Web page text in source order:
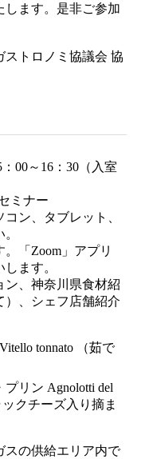
します。是非ご参加
ストロノミ協議会 協
00～16：30（入室
ミナー
ン、タブレット、
「Zoom」アプリ
ます。
ン、神奈川県食材紹
）、シェフ店舗紹介
tonnato （茹で
リン Agnolotti del
クチーズ入り摘ま
スの供給エリア内で